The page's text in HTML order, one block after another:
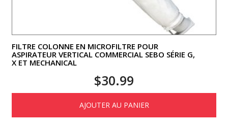
FILTRE COLONNE EN MICROFILTRE POUR
ASPIRATEUR VERTICAL COMMERCIAL SEBO SÉRIE G,
X ET MECHANICAL
$30.99
AJOUTER AU PANIER